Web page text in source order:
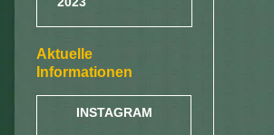
Aktuelle
Informationen
INSTAGRAM